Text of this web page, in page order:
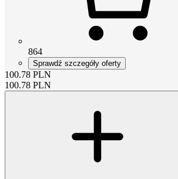
864
Sprawdź szczegóły oferty
100.78 PLN
100.78 PLN